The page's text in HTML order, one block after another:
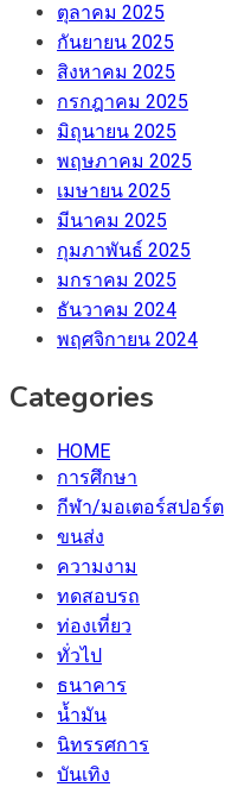
ตุลาคม 2025
กันยายน 2025
สิงหาคม 2025
กรกฎาคม 2025
มิถุนายน 2025
พฤษภาคม 2025
เมษายน 2025
มีนาคม 2025
กุมภาพันธ์ 2025
มกราคม 2025
ธันวาคม 2024
พฤศจิกายน 2024
Categories
HOME
การศึกษา
กีฬา/มอเตอร์สปอร์ต
ขนส่ง
ความงาม
ทดสอบรถ
ท่องเที่ยว
ทั่วไป
ธนาคาร
น้ำมัน
นิทรรศการ
บันเทิง